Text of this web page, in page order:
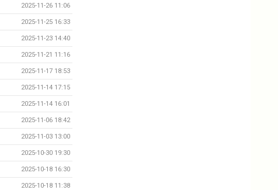
2025-11-26 11:06
2025-11-25 16:33
2025-11-23 14:40
2025-11-21 11:16
2025-11-17 18:53
2025-11-14 17:15
2025-11-14 16:01
2025-11-06 18:42
2025-11-03 13:00
2025-10-30 19:30
2025-10-18 16:30
2025-10-18 11:38